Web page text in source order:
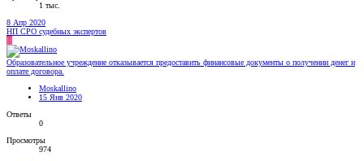
1 тыс.
8 Апр 2020
НП СРО судебных экспертов
Н
Образовательное учреждение отказывается предоставить финансовые документы о получении денег и
оплате договора.
Moskallino
15 Янв 2020
Ответы
0
Просмотры
974